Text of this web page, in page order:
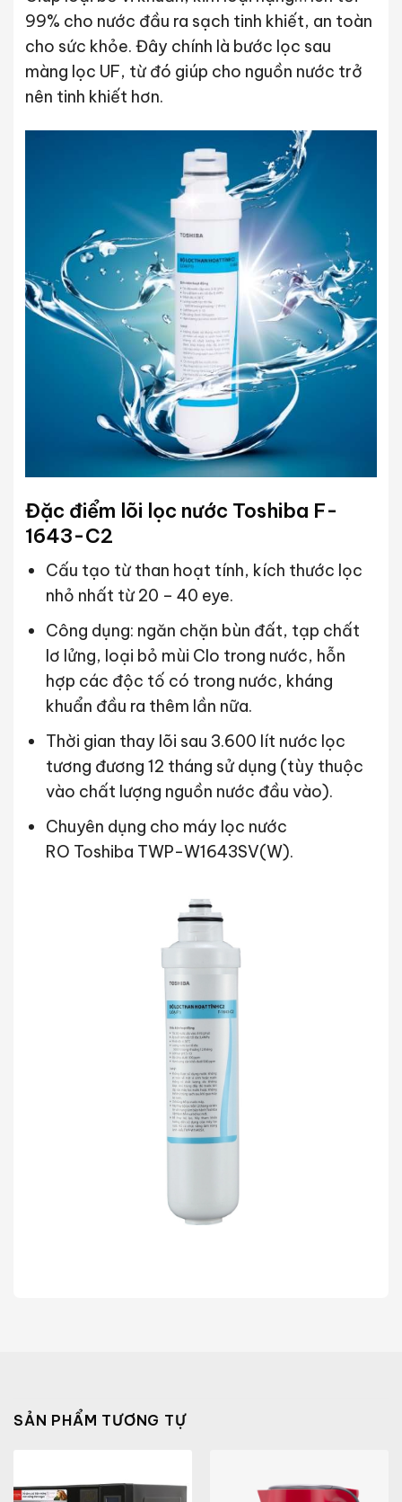
99% cho nước đầu ra sạch tinh khiết, an toàn
cho sức khỏe. Đây chính là bước lọc sau
màng lọc UF, từ đó giúp cho nguồn nước trở
nên tinh khiết hơn.
Đặc điểm lõi lọc nước Toshiba F-
1643-C2
Cấu tạo từ than hoạt tính, kích thước lọc
nhỏ nhất từ 20 – 40 eye.
Công dụng: ngăn chặn bùn đất, tạp chất
lơ lửng, loại bỏ mùi Clo trong nước, hỗn
hợp các độc tố có trong nước, kháng
khuẩn đầu ra thêm lần nữa.
Thời gian thay lõi sau 3.600 lít nước lọc
tương đương 12 tháng sử dụng (tùy thuộc
vào chất lượng nguồn nước đầu vào).
Chuyên dụng cho máy lọc nước
RO Toshiba TWP-W1643SV(W).
SẢN PHẨM TƯƠNG TỰ